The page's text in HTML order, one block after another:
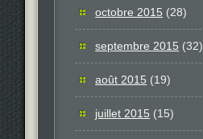
octobre 2015 (28)
septembre 2015 (32)
août 2015 (19)
juillet 2015 (15)